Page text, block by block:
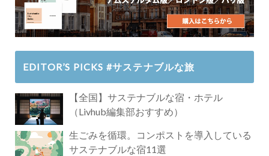
EDITOR’S PICKS #サステナブルな旅
【全国】サステナブルな宿・ホテル
（Livhub編集部おすすめ）
生ごみを循環。コンポストを導入している
サステナブルな宿11選